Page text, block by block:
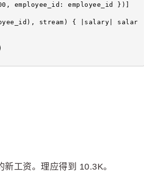
employee_id: employee_id })]
stream) { |salary| salar
工资。理应得到 10.3K。